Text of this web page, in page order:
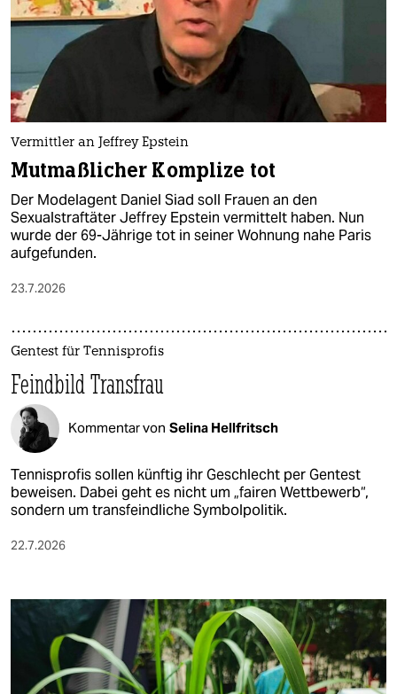
Vermittler an Jeffrey Epstein
Mutmaßlicher Komplize tot
Der Modelagent Daniel Siad soll Frauen an den
Sexualstraftäter Jeffrey Epstein vermittelt haben. Nun
wurde der 69-Jährige tot in seiner Wohnung nahe Paris
aufgefunden.
23.7.2026
Gentest für Tennisprofis
Feindbild Transfrau
Kommentar von Selina Hellfritsch
Tennisprofis sollen künftig ihr Geschlecht per Gentest
beweisen. Dabei geht es nicht um „fairen Wettbewerb“,
sondern um transfeindliche Symbolpolitik.
22.7.2026